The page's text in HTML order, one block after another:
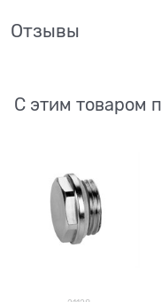
Отзывы
С этим товаром